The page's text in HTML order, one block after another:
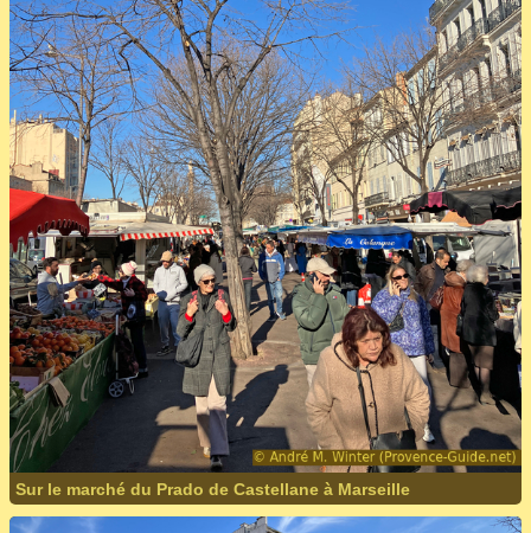
Sur le marché du Prado de Castellane à Marseille